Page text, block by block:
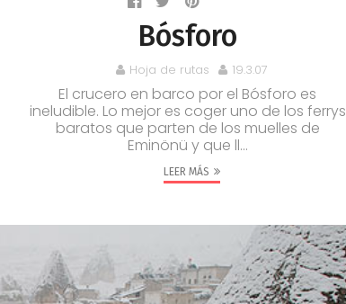
Bósforo
Hoja de rutas 19.3.07
El crucero en barco por el Bósforo es
ineludible. Lo mejor es coger uno de los ferrys
baratos que parten de los muelles de
Eminönü y que ll...
LEER MÁS